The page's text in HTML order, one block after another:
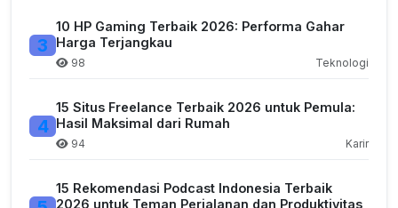
3
10 HP Gaming Terbaik 2026: Performa Gahar
Harga Terjangkau
98 Teknologi
4
15 Situs Freelance Terbaik 2026 untuk Pemula:
Hasil Maksimal dari Rumah
94 Karir
15 Rekomendasi Podcast Indonesia Terbaik
2026 untuk Teman Perjalanan dan Produktivitas